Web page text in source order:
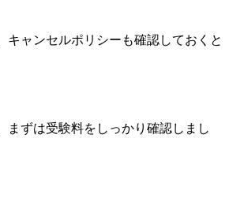
キャンセルポリシーも確認しておくと
まずは受験料をしっかり確認しまし